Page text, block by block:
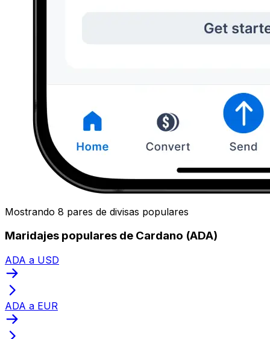
Mostrando 8 pares de divisas populares
Maridajes populares de Cardano (ADA)
ADA a USD
ADA a EUR